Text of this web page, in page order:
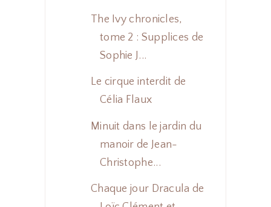
The Ivy chronicles,
tome 2 : Supplices de
Sophie J...
Le cirque interdit de
Célia Flaux
Minuit dans le jardin du
manoir de Jean-
Christophe...
Chaque jour Dracula de